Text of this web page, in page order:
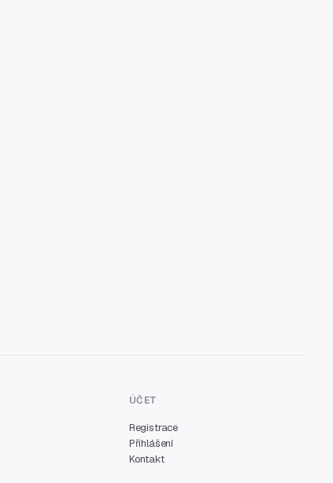
ÚČET
Registrace
Přihlášení
Kontakt